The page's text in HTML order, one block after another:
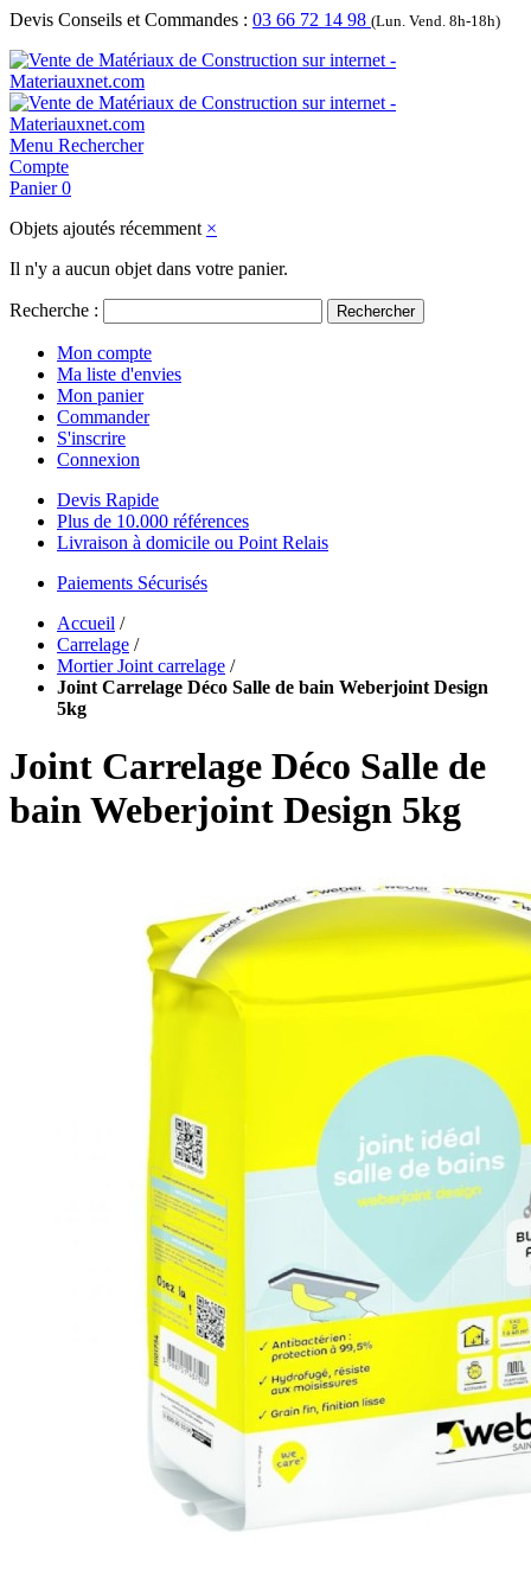
Devis Conseils et Commandes : 03 66 72 14 98 (Lun. Vend. 8h-18h)
Menu Rechercher
Compte
Panier 0
Objets ajoutés récemment ×
Il n'y a aucun objet dans votre panier.
Recherche : Rechercher
Mon compte
Ma liste d'envies
Mon panier
Commander
S'inscrire
Connexion
Devis Rapide
Plus de 10.000 références
Livraison à domicile ou Point Relais
Paiements Sécurisés
Accueil /
Carrelage /
Mortier Joint carrelage /
Joint Carrelage Déco Salle de bain Weberjoint Design
5kg
Joint Carrelage Déco Salle de
bain Weberjoint Design 5kg